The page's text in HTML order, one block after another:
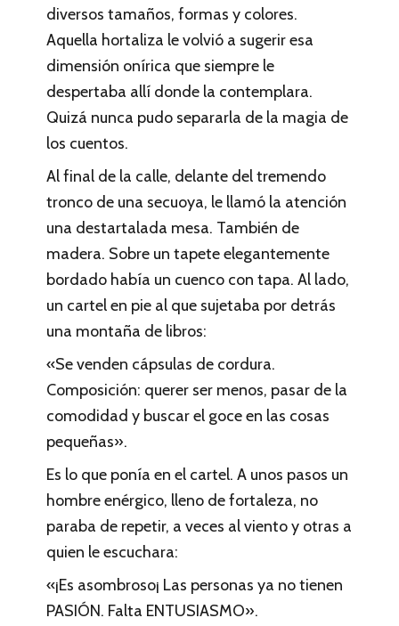
diversos tamaños, formas y colores.
Aquella hortaliza le volvió a sugerir esa
dimensión onírica que siempre le
despertaba allí donde la contemplara.
Quizá nunca pudo separarla de la magia de
los cuentos.
Al final de la calle, delante del tremendo
tronco de una secuoya, le llamó la atención
una destartalada mesa. También de
madera. Sobre un tapete elegantemente
bordado había un cuenco con tapa. Al lado,
un cartel en pie al que sujetaba por detrás
una montaña de libros:
«Se venden cápsulas de cordura.
Composición: querer ser menos, pasar de la
comodidad y buscar el goce en las cosas
pequeñas».
Es lo que ponía en el cartel. A unos pasos un
hombre enérgico, lleno de fortaleza, no
paraba de repetir, a veces al viento y otras a
quien le escuchara:
«¡Es asombroso¡ Las personas ya no tienen
PASIÓN. Falta ENTUSIASMO».